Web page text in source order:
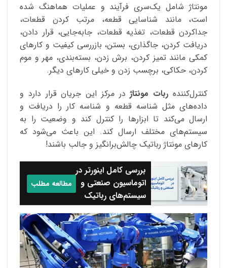
مونتاژ شامل یک‌سری فرآیند و عملیات هماهنگ شده
است، مانند شناسایی قطعه، مرتب کردن قطعات،
جداکردن قطعات، تغذیه قطعات، جابه‌جایی، قرار دادن،
دریافت کردن، جاگذاری، بستن، بازررسی کیفیت و کارهای
کمکی مانند تمیز کردن، برش زدن، بسته‌بندی، مهر و موم
کردن، حکاکی، برچسب زدن و خیلی کارهای دیگر.
کنترل‌کننده ربات مونتاژدر مرکز این جریان قرار دارد و
داده‌های مثل شناسه قطعه و شناسه کار را دریافت و
ارسال می‌کند تا ابزارها را کنترل کند و وضعیت را به
سیستم‌های مختلف ارسال کند. این باعث می‌شود که
کارهای مونتاژ رباتیک چالش‌برانگیز و جالب باشند!
بررسی کامل اینورتر در
اتوماسیون صنعتی و
سیستم‌های رباتیک
مطالعه مطلب